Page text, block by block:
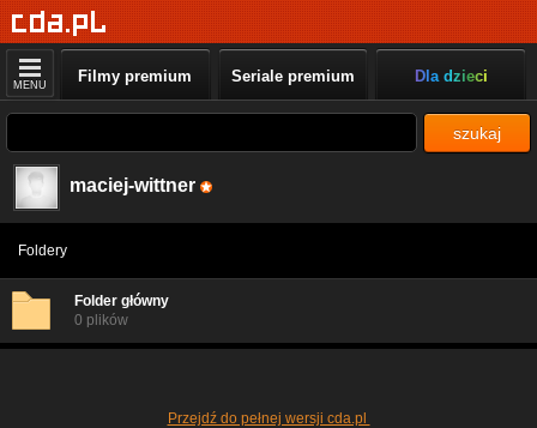
MENU Filmy premium Seriale premium Dla dzieci
szukaj
maciej-wittner
Foldery
Folder główny
0 plików
Przejdź do pełnej wersji cda.pl